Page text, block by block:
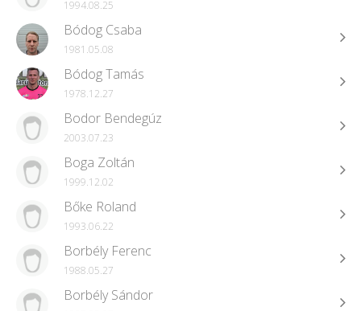
1994.08.25
Bódog Csaba
1981.05.08
Bódog Tamás
1978.12.27
Bodor Bendegúz
2003.07.23
Boga Zoltán
1999.12.02
Bőke Roland
1993.06.22
Borbély Ferenc
1988.05.27
Borbély Sándor